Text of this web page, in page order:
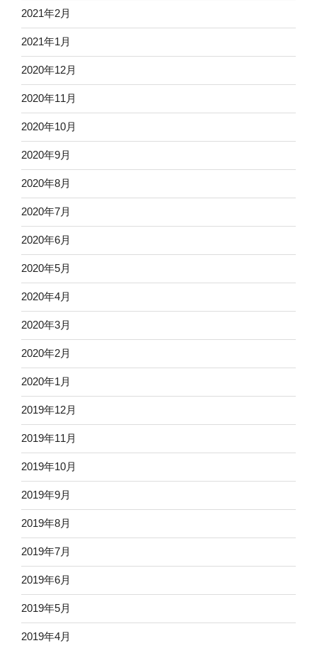
2021年2月
2021年1月
2020年12月
2020年11月
2020年10月
2020年9月
2020年8月
2020年7月
2020年6月
2020年5月
2020年4月
2020年3月
2020年2月
2020年1月
2019年12月
2019年11月
2019年10月
2019年9月
2019年8月
2019年7月
2019年6月
2019年5月
2019年4月